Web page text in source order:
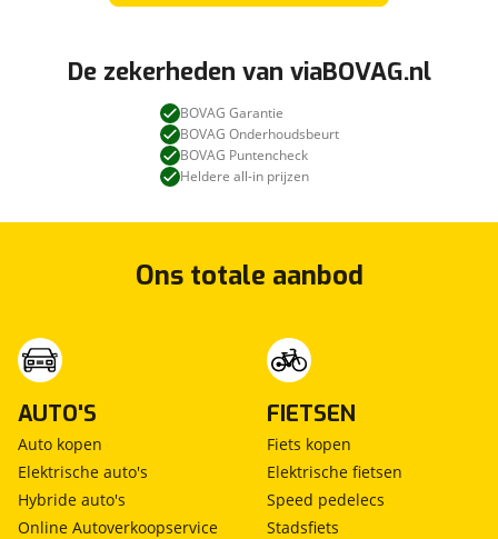
De zekerheden van viaBOVAG.nl
BOVAG Garantie
BOVAG Onderhoudsbeurt
BOVAG Puntencheck
Heldere all-in prijzen
Ons totale aanbod
AUTO'S
Auto kopen
Elektrische auto's
Hybride auto's
Online Autoverkoopservice
FIETSEN
Fiets kopen
Elektrische fietsen
Speed pedelecs
Stadsfiets